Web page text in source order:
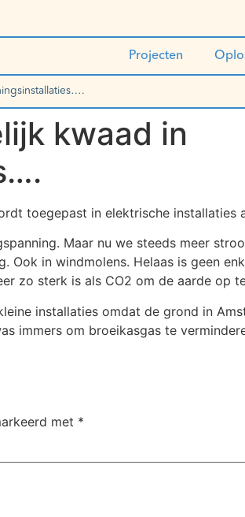
Projecten
kwaad in
toegepast in elektrische installaties
Maar nu we steeds meer
in windmolens. Helaas is geen
zo sterk is als CO2 om de aarde op
installaties omdat de grond in
immers om broeikasgas te
met *